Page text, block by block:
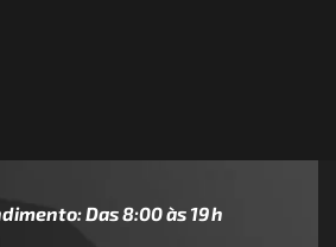
Das 8:00 às 19h